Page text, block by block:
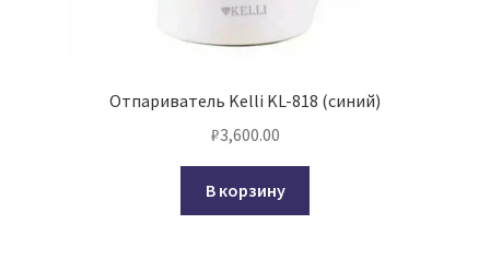
Отпариватель Kelli KL-818 (синий)
₽3,600.00
В корзину